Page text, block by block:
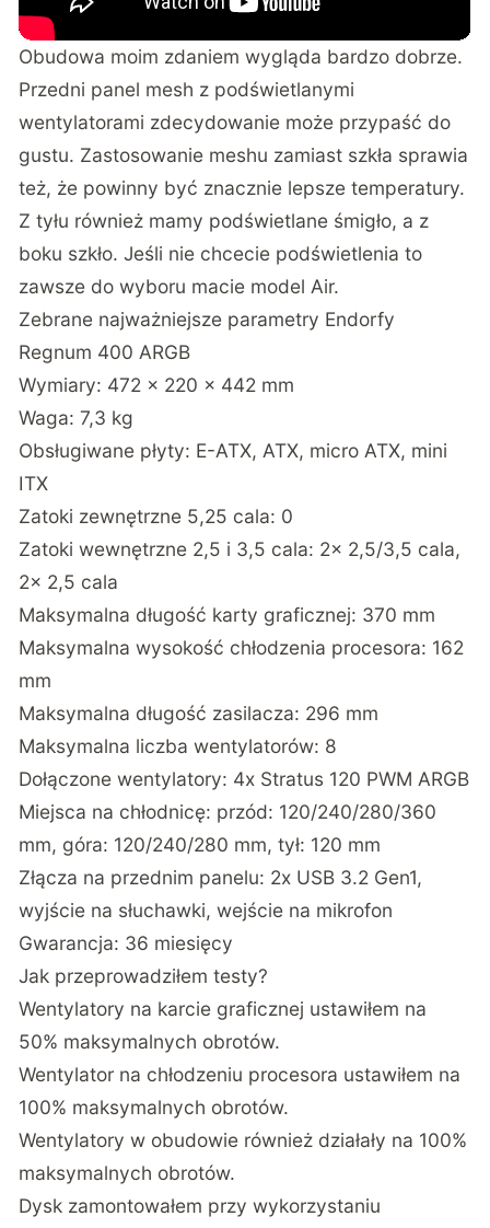
Obudowa moim zdaniem wygląda bardzo dobrze.
Przedni panel mesh z podświetlanymi
wentylatorami zdecydowanie może przypaść do
gustu. Zastosowanie meshu zamiast szkła sprawia
też, że powinny być znacznie lepsze temperatury.
Z tyłu również mamy podświetlane śmigło, a z
boku szkło. Jeśli nie chcecie podświetlenia to
zawsze do wyboru macie model Air.
Zebrane najważniejsze parametry Endorfy
Regnum 400 ARGB
Wymiary: 472 x 220 x 442 mm
Waga: 7,3 kg
Obsługiwane płyty: E-ATX, ATX, micro ATX, mini
ITX
Zatoki zewnętrzne 5,25 cala: 0
Zatoki wewnętrzne 2,5 i 3,5 cala: 2x 2,5/3,5 cala,
2x 2,5 cala
Maksymalna długość karty graficznej: 370 mm
Maksymalna wysokość chłodzenia procesora: 162
mm
Maksymalna długość zasilacza: 296 mm
Maksymalna liczba wentylatorów: 8
Dołączone wentylatory: 4x Stratus 120 PWM ARGB
Miejsca na chłodnicę: przód: 120/240/280/360
mm, góra: 120/240/280 mm, tył: 120 mm
Złącza na przednim panelu: 2x USB 3.2 Gen1,
wyjście na słuchawki, wejście na mikrofon
Gwarancja: 36 miesięcy
Jak przeprowadziłem testy?
Wentylatory na karcie graficznej ustawiłem na
50% maksymalnych obrotów.
Wentylator na chłodzeniu procesora ustawiłem na
100% maksymalnych obrotów.
Wentylatory w obudowie również działały na 100%
maksymalnych obrotów.
Dysk zamontowałem przy wykorzystaniu